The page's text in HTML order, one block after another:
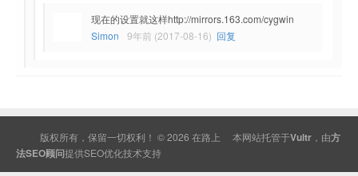
现在的设置就这样http://mirrors.163.com/cygwin
Simon
9年前 (2017-08-16) 回复
版权所有，保留一切权利！ © 2026 在路上 本网站托管于Vultr ，由方
法SEO顾问提供SEO优化技术支持